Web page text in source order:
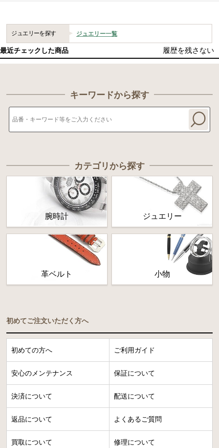
ジュエリーを探す ジュエリー一覧
最近チェックした商品 履歴を残さない
キーワードから探す
カテゴリから探す
腕時計 ジュエリー
革ベルト 小物
初めてご注文いただく方へ
初めての方へ ご利用ガイド
安心のメンテナンス 保証について
決済について 配送について
返品について よくあるご質問
買取について 修理について